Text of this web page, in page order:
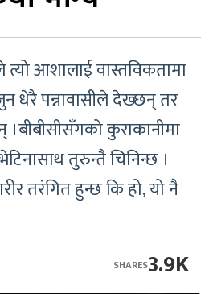
त्यो आशालाई वास्तविकतामा
धेरै पन्नावासीले देख्छन् तर
।बीबीसीसँगको कुराकानीमा
तुरुन्तै चिनिन्छ ।
तरंगित हुन्छ कि हो, यो नै
3.9K
SHARES